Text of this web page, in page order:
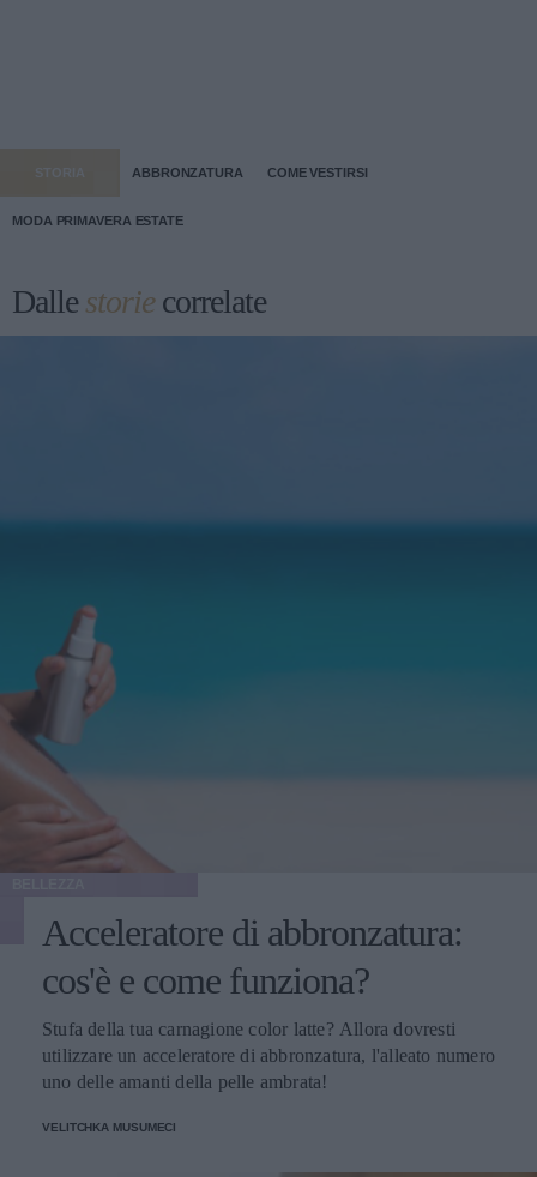
STORIA ABBRONZATURA COME VESTIRSI
MODA PRIMAVERA ESTATE
Dallestoriecorrelate
Acceleratore di abbronzatura:
cos'è e come funziona?
Stufa della tua carnagione color latte? Allora dovresti
utilizzare un acceleratore di abbronzatura, l'alleato numero
uno delle amanti della pelle ambrata!
VELITCHKA MUSUMECI